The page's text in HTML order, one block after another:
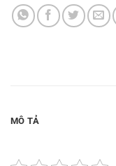
MÔ TẢ